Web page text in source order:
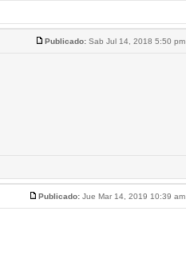
Publicado:Sab Jul 14, 2018 5:50 pm
Publicado:Jue Mar 14, 2019 10:39 am